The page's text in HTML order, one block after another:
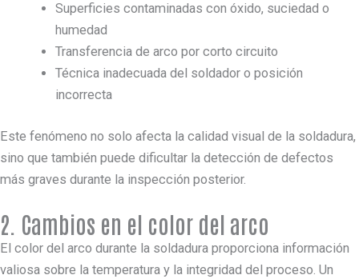
Superficies contaminadas con óxido, suciedad o
humedad
Transferencia de arco por corto circuito
Técnica inadecuada del soldador o posición
incorrecta
Este fenómeno no solo afecta la calidad visual de la soldadura,
sino que también puede dificultar la detección de defectos
más graves durante la inspección posterior.
2. Cambios en el color del arco
El color del arco durante la soldadura proporciona información
valiosa sobre la temperatura y la integridad del proceso. Un